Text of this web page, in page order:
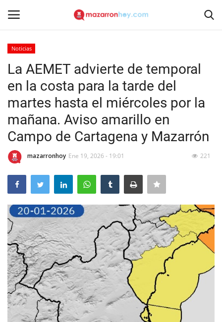
Inicio
Contacto
Noticias
Mazarrón Hoy
Entrevistas
Reportajes
Empresas
Mapa de Mazarrón
Vídeos
Galerías
Noticias
La AEMET advierte de temporal
en la costa para la tarde del
martes hasta el miércoles por la
mañana. Aviso amarillo en
Campo de Cartagena y Mazarrón
mazarronhoy Ene 19, 2026 - 19:01 221